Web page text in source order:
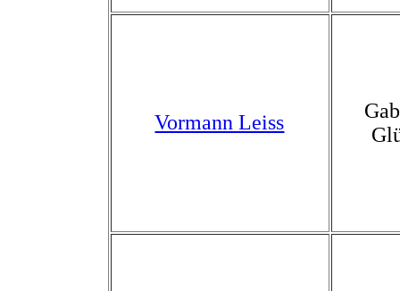
Vormann Leiss